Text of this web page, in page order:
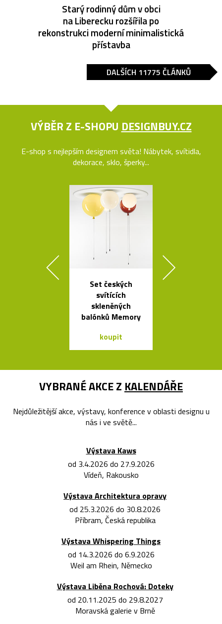
Starý rodinný dům v obci
na Liberecku rozšířila po
rekonstrukci moderní minimalistická
přístavba
DALŠÍCH 11775 ČLÁNKŮ
VÝBĚR Z E-SHOPU DESIGNBUY.CZ
E-shop s nejlepším designem světa! Nábytek, svítidla,
dekorace, sklo, šperky...
Set českých
svítících
skleněných
balónků Memory
koupit
VYBRANÉ AKCE Z KALENDÁŘE
Nejdůležitější akce, výstavy, konference v oblasti designu u
nás i ve světě...
Výstava Kaws
od 3.4.2026 do 27.9.2026
Vídeň, Rakousko
Výstava Architektura opravy
od 25.3.2026 do 30.8.2026
Příbram, Česká republika
Výstava Whispering Things
od 14.3.2026 do 6.9.2026
Weil am Rhein, Německo
Výstava Liběna Rochová: Doteky
od 20.11.2025 do 29.8.2027
Moravská galerie v Brně